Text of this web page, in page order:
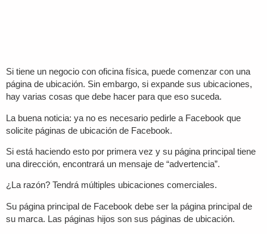
Si tiene un negocio con oficina física, puede comenzar con una
página de ubicación. Sin embargo, si expande sus ubicaciones,
hay varias cosas que debe hacer para que eso suceda.
La buena noticia: ya no es necesario pedirle a Facebook que
solicite páginas de ubicación de Facebook.
Si está haciendo esto por primera vez y su página principal tiene
una dirección, encontrará un mensaje de “advertencia”.
¿La razón? Tendrá múltiples ubicaciones comerciales.
Su página principal de Facebook debe ser la página principal de
su marca. Las páginas hijos son sus páginas de ubicación.